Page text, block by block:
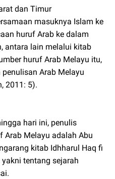
dan Timur
masuknya Islam ke
huruf Arab ke dalam
antara lain melalui kitab
huruf Arab Melayu itu,
Arab Melayu
2011: 5).
hari ini, penulis
Arab Melayu adalah Abu
kitab Idhharul Haq fi
tentang sejarah